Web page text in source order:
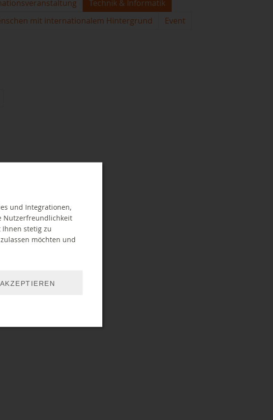
Technik & Informatik
mit internationalem Hintergrund
Event
und Integrationen,
Nutzerfreundlichkeit
stetig zu
möchten und